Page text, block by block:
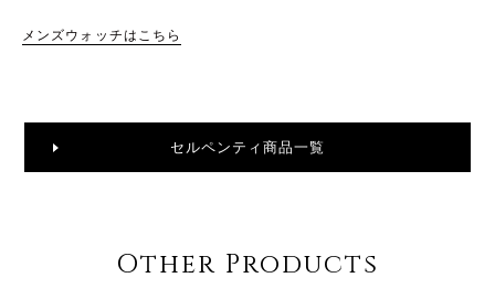
メンズウォッチはこちら
セルペンティ商品一覧
Other Products